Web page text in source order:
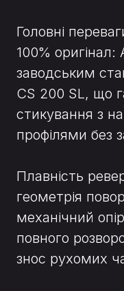
Головні
100% оригінал:
заводським
CS 200 SL, що
стикування з
профілями без
Плавність
геометрія
механічний
повного
знос рухомих